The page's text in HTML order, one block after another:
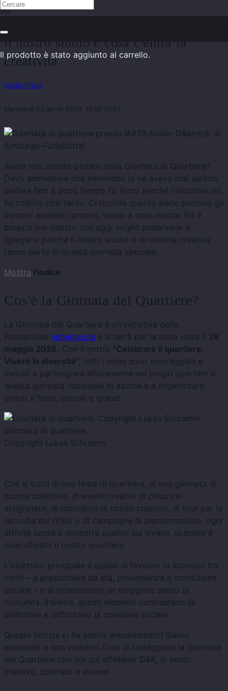
Il prodotto è stato aggiunto al carrello.
il nostro studio e cosa c'entra la
creatività
Danila Kreitz
Mercoledì 22 aprile 2026, 12:07 CEST
Avete mai sentito parlare della Giornata di Quartiere?
Devo ammettere che nemmeno io ne avevo mai sentito
parlare fino a poco tempo fa. Ecco perché l'iniziativa mi
ha colpito così tanto. Ci ricorda quanto siano preziosi gli
incontri autentici proprio vicino a casa nostra. Ed è
proprio per questo che oggi voglio parlarvene e
spiegarvi perché il nostro studio e un'attività creativa
fanno parte di questa giornata speciale.
Mostra l'indice
Cos'è la Giornata del Quartiere?
La Giornata del Quartiere è un'iniziativa della
Fondazione nebenan.de e si terrà per la nona volta
29
maggio 2026. Con il motto "Celebrare il quartiere.
Vivere la diversità", tutti i vicini sono incoraggiati e
invitati a partecipare attivamente nei propri quartieri in
questa giornata nazionale di azione e a organizzare
eventi e feste, piccoli e grandi.
Giornata di quartiere
Copyright Lukas Schramm
Che si tratti di una festa di quartiere, di una giornata di
cucina collettiva, di eventi creativi di pittura e
artigianato, di laboratori di riciclo creativo, di tour per la
raccolta dei rifiuti o di campagne di piantumazione, ogni
attività conta e dimostra quanto sia vivace, speciale e
diversificato il nostro quartiere.
L'obiettivo principale è quello di favorire lo scambio tra
vicini – a prescindere da età, provenienza o condizione
sociale – e di promuovere un maggiore senso di
comunità. Insieme, questi elementi contrastano la
solitudine e rafforzano la coesione sociale.
Questa notizia ci ha subito entusiasmato! Siamo
entusiasti e non vediamo l'ora di festeggiare la Giornata
del Quartiere con voi qui all'Atelier D&K, in modo
creativo, colorato e vivace!